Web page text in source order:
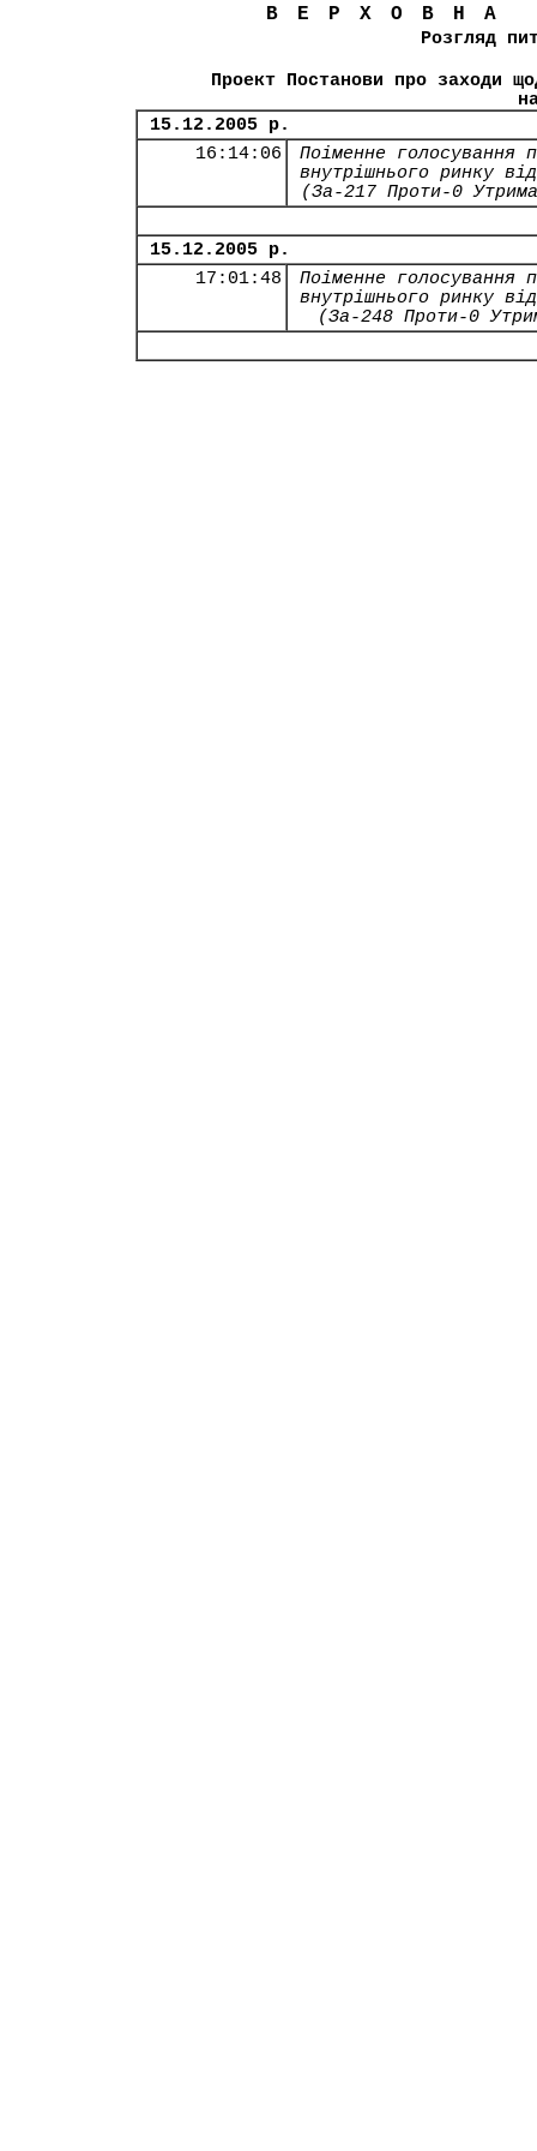
Розгляд
Проект Постанови про заходи
15.12.2005 р.
16:14:06
Поіменне голосування
внутрішнього ринку
(За-217 Проти-0
15.12.2005 р.
17:01:48
Поіменне голосування
внутрішнього ринку
(За-248 Проти-0